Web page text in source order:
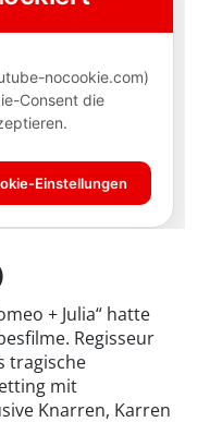
+ Julia“ hatte
Regisseur
tragische
mit
Knarren, Karren